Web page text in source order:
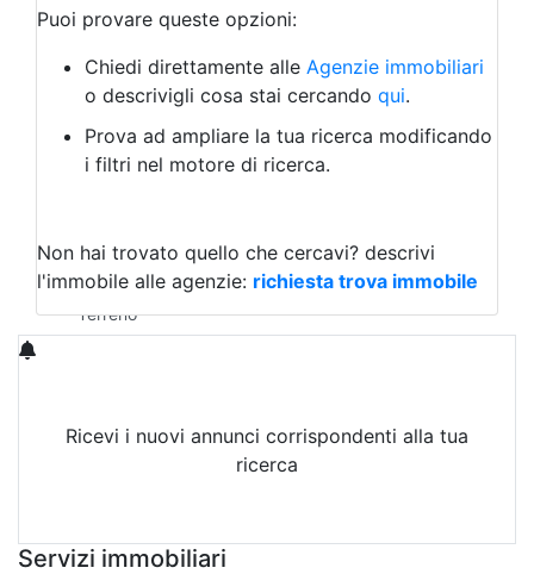
Bar/Ristorante
Albergo
Laboratorio Artigianale
Negozio/locale commerciale
Agriturismo
Magazzini
Qualsiasi
Terreno edificabile
Terreno
Puoi provare queste opzioni:
Chiedi direttamente alle Agenzie immobiliari
o descrivigli cosa stai cercando qui.
Prova ad ampliare la tua ricerca modificando
i filtri nel motore di ricerca.
Non hai trovato quello che cercavi? descrivi
l'immobile alle agenzie: richiesta trova immobile
Ricevi i nuovi annunci corrispondenti alla tua
ricerca
Servizi immobiliari